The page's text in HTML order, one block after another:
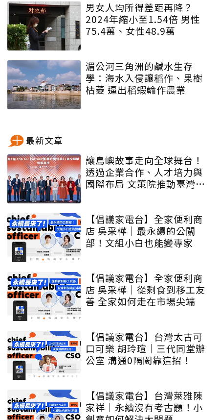
男女人均所得差距再降？
2024年縮小至1.54倍 男性
75.4萬、女性48.9萬
湄公河三角洲的鹹水生存
學：海水入侵讓稻作、果樹
枯萎 逼出稻蝦輪作農業
最新文章
讓島嶼故事走向全球舞台！
透過企業合作、人才培力與
國際布局 文策院推動臺灣文
【倡議家電台】全家便利商
店 吳采樺｜最永續的公關
部！文組小白也能變專家
【倡議家電台】全家便利商
店 吳采樺｜從剩食到移工友
善 全家如何走在市場尖端
【倡議家電台】台灣太古可
口可樂 胡玲瑄｜三代同堂辦
公室 溝通0隔閡靠這招！
【倡議家電台】台灣萊雅陳
家祥｜永續沒有考古題！小